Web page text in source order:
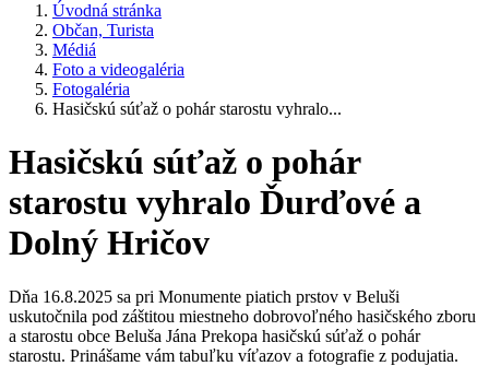
Úvodná stránka
Občan, Turista
Médiá
Foto a videogaléria
Fotogaléria
Hasičskú súťaž o pohár starostu vyhralo...
Hasičskú súťaž o pohár
starostu vyhralo Ďurďové a
Dolný Hričov
Dňa 16.8.2025 sa pri Monumente piatich prstov v Beluši
uskutočnila pod záštitou miestneho dobrovoľného hasičského zboru
a starostu obce Beluša Jána Prekopa hasičskú súťaž o pohár
starostu. Prinášame vám tabuľku víťazov a fotografie z podujatia.